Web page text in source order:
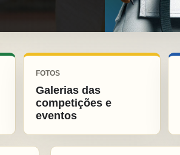
FOTOS
Galerias das
competições e
eventos